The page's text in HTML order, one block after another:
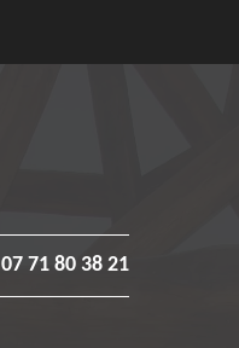
07 71 80 38 21